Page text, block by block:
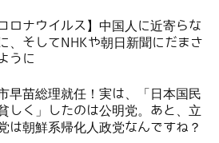
ロナウイルス】中国人に近寄らな
、そしてNHKや朝日新聞にだまさ
うに
早苗総理就任！実は、「日本国民
しく」したのは公明党。あと、立
は朝鮮系帰化人政党なんですね？